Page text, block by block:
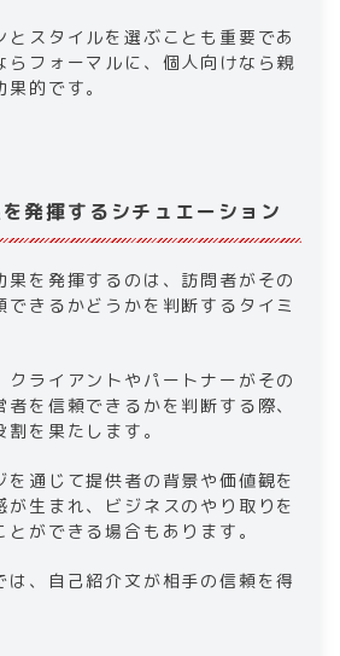
とスタイルを選ぶことも重要であ
らフォーマルに、個人向けなら親
的です。​
発揮するシチュエーション​
果を発揮するのは、訪問者がその
できるかどうかを判断するタイミ
クライアントやパートナーがその
を信頼できるかを判断する際、
を果たします。
を通じて提供者の背景や価値観を
が生まれ、ビジネスのやり取りを
ができる場合もあります。
は、自己紹介文が相手の信頼を得